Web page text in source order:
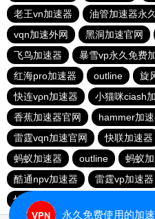
老王vn加速器
油管加速器永
vqn加速外网
黑洞加速官网
飞鸟加速器
暴雪vp永久免费
红海pro加速器
outline 旋
快连vρn加速器
小猫咪ciash
香蕉加速器官网
hammer加
雷霆vqn加速官网
快联加速器
蚂蚁加速器
outline
蚂蚁
酷通npv加速器
雷霆vp加速器
快连加速器app
永久免费使用的加